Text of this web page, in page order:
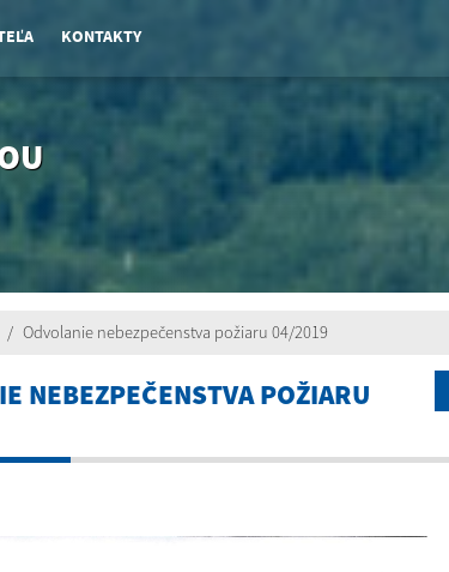
KONTAKTY
Odvolanie nebezpečenstva požiaru 04/2019
NEBEZPEČENSTVA POŽIARU